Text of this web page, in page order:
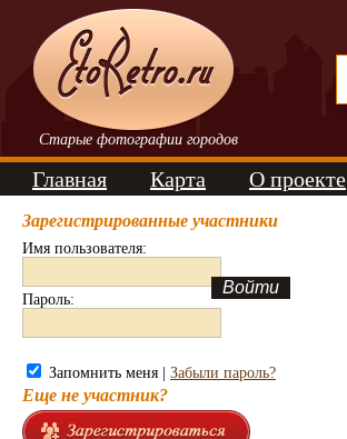
Старые фотографии городов
Главная Карта О проекте
Зарегистрированные участники
Имя пользователя:
Пароль:
Запомнить меня | Забыли пароль?
Еще не участник?